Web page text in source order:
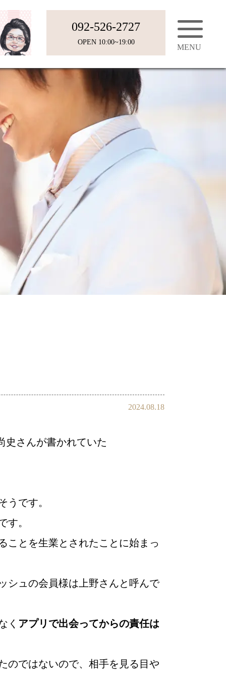
活 プラチナ倶楽部
092-526-2727
OPEN 10:00~19:00
2024.08.18
史さんが書かれていた
うです。
す。
ことを生業とされたことに始まっ
シュの会員様は上野さんと呼んで
く アプリで出会ってからの責任は
のではないので、相手を見る目や